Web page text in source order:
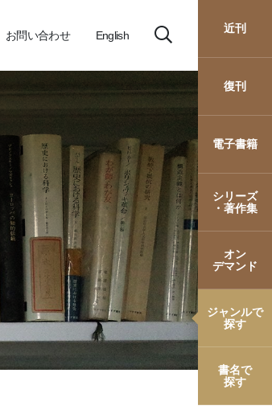
お問い合わせ English
近刊
復刊
電子書籍
シリーズ
・著作集
オン
デマンド
ジャンルで
探す
書名で
探す